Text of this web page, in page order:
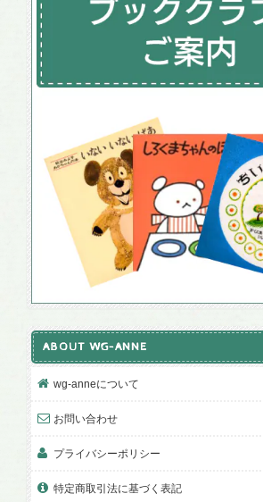
ABOUT WG-ANNE
wg-anneについて
お問い合わせ
プライバシーポリシー
特定商取引法に基づく表記